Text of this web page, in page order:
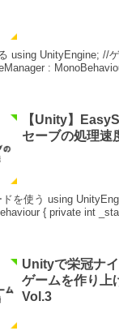
using UnityEngine; //
:
【Unity】
セーブの処理速
を使う using
{ private int
Unityで栄冠ナ
ゲームを作り上
Vol.3